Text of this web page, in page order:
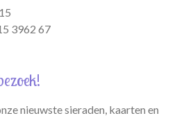
3962 67
nieuwste sieraden, kaarten en